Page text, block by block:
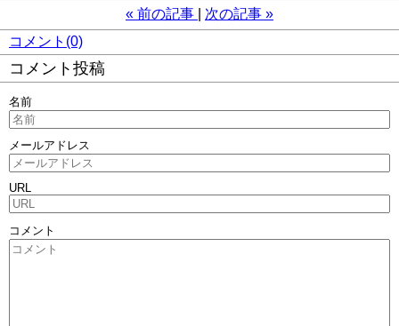
« 前の記事 次の記事 »
コメント(0)
コメント投稿
名前
メールアドレス
URL
コメント